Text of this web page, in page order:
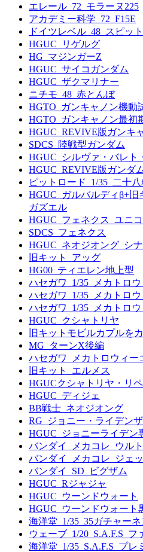
エレール_72_モラーヌ225
アカデミー科学_72_F15E
ドイツレベル_48_スピッ
HGUC_リゲルグ
HG_マジンガーZ
HGUC_サイコガンダム
HGUC_ザクマリナー
ニチモ_48_赤とんぼ
HGTO_ガンキャノン機動
HGTO_ガンキャノン最初
HGUC_REVIVE版ガンキ
SDCS_陸戦型ガンダム
HGUC_シルヴァ・バレト
HGUC_REVIVE版ガンダ
ピットロード_1/35_二十
HGUC_ガルバルディβ+
ガズエル
HGUC_フェネクス_ユニ
SDCS_フェネクス
HGUC_ネオジオング_シナ
旧キット_アッグ
HG00_ティエレン地上型
ハセガワ_1/35_メカトロ
ハセガワ_1/35_メカトロ
ハセガワ_1/35_メカトロ
HGUC_クシャトリヤ
旧キットモビルカプルを
MG_ターンX後編
ハセガワ_メカトロウィー
旧キット_エルメス
HGUCクシャトリヤ・リ
HGUC_ディジェ
BB戦士_ネオジオング
RG_ジョニー・ライデン
HGUC_ジョニーライデン
バンダイ_メカコレ_ウル
バンダイ_メカコレ_ジェ
バンダイ_SD_ビグザム
HGUC_Rジャジャ
HGUC_ウーンドウォート
HGUC_ウーンドウォート
海洋堂_1/35_35ガチャーネ
ウェーブ_1/20_S.A.F.S_フ
海洋堂_1/35_S.A.F.S_プ